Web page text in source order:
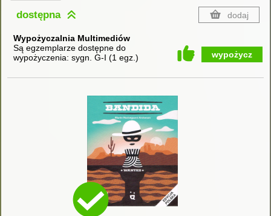
dostępna dodaj
Wypożyczalnia Multimediów
Są egzemplarze dostępne do
wypożyczenia: sygn. G-I (1 egz.) wypożycz